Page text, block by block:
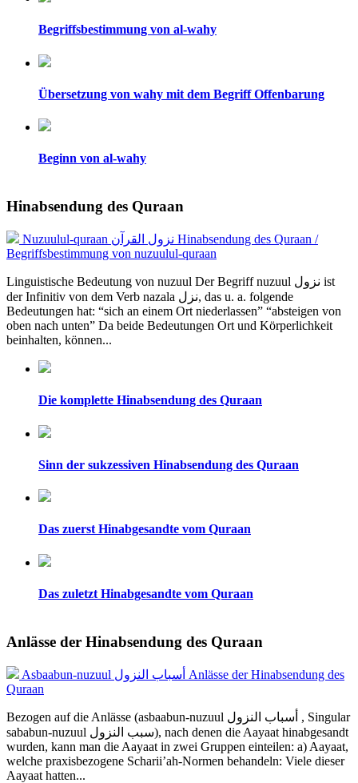
Begriffsbestimmung von al-wahy
Übersetzung von wahy mit dem Begriff Offenbarung
Beginn von al-wahy
Hinabsendung des Quraan
Nuzuulul-quraan نزول القرآن Hinabsendung des Quraan /
Begriffsbestimmung von nuzuulul-quraan
Linguistische Bedeutung von nuzuul Der Begriff nuzuul نزول ist
der Infinitiv von dem Verb nazala نزل, das u. a. folgende
Bedeutungen hat: “sich an einem Ort niederlassen” “absteigen von
oben nach unten” Da beide Bedeutungen Ort und Körperlichkeit
beinhalten, können...
Die komplette Hinabsendung des Quraan
Sinn der sukzessiven Hinabsendung des Quraan
Das zuerst Hinabgesandte vom Quraan
Das zuletzt Hinabgesandte vom Quraan
Anlässe der Hinabsendung des Quraan
Asbaabun-nuzuul أسباب النزول Anlässe der Hinabsendung des
Quraan
Bezogen auf die Anlässe (asbaabun-nuzuul أسباب النزول , Singular
sababun-nuzuul سبب النزول), nach denen die Aayaat hinabgesandt
wurden, kann man die Aayaat in zwei Gruppen einteilen: a) Aayaat,
welche praxisbezogene Scharii’ah-Normen behandeln: Viele dieser
Aayaat hatten...